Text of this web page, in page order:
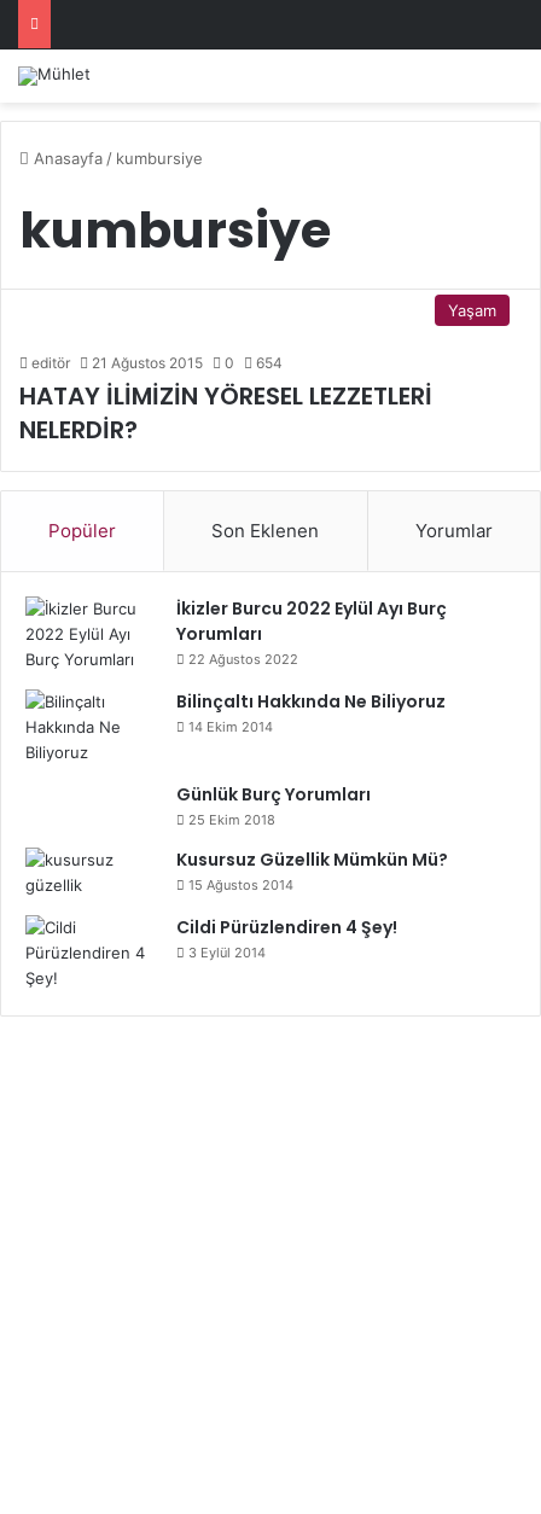
Anasayfa / kumbursiye
kumbursiye
Yaşam
editör 21 Ağustos 2015 0 654
HATAY İLİMİZİN YÖRESEL LEZZETLERİ
NELERDİR?
Popüler Son Eklenen Yorumlar
İkizler Burcu 2022 Eylül Ayı Burç
Yorumları
22 Ağustos 2022
Bilinçaltı Hakkında Ne Biliyoruz
14 Ekim 2014
Günlük Burç Yorumları
25 Ekim 2018
Kusursuz Güzellik Mümkün Mü?
15 Ağustos 2014
Cildi Pürüzlendiren 4 Şey!
3 Eylül 2014